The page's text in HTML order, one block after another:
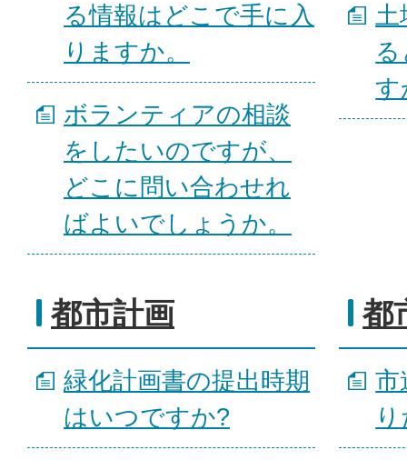
る情報はどこで手に入
りますか。
ボランティアの相談
をしたいのですが、
どこに問い合わせれ
ばよいでしょうか。
土
す
都市計画
緑化計画書の提出時期
はいつですか?
都
市